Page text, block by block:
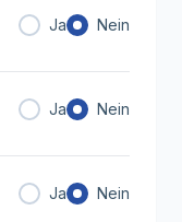
Ja Nein
Ja Nein
Ja Nein